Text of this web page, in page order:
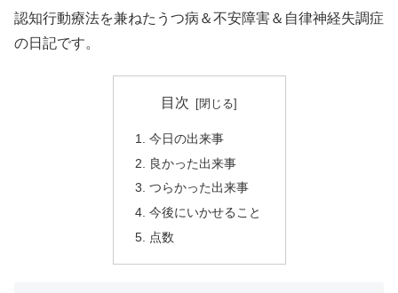
認知行動療法を兼ねたうつ病＆不安障害＆自律神経失調症
の日記です。
目次
今日の出来事
良かった出来事
つらかった出来事
今後にいかせること
点数